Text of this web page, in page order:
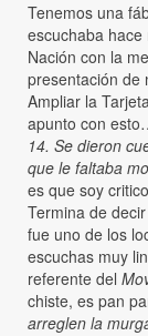
Tenemos una
escuchaba hace
Nación con la
presentación de
Ampliar la
apunto con
14. Se dieron
que le faltaba
es que soy
Termina de
fue uno de los
escuchas muy
referente del
chiste, es pan
arreglen la